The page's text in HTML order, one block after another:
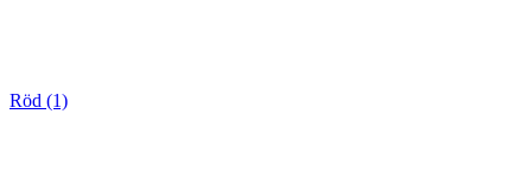
Röd (1)